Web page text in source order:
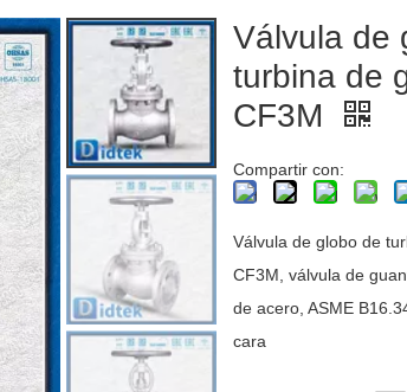
Válvula de
turbina de
CF3M
Compartir con:
Válvula de globo de
CF3M, válvula de
de acero, ASME
cara